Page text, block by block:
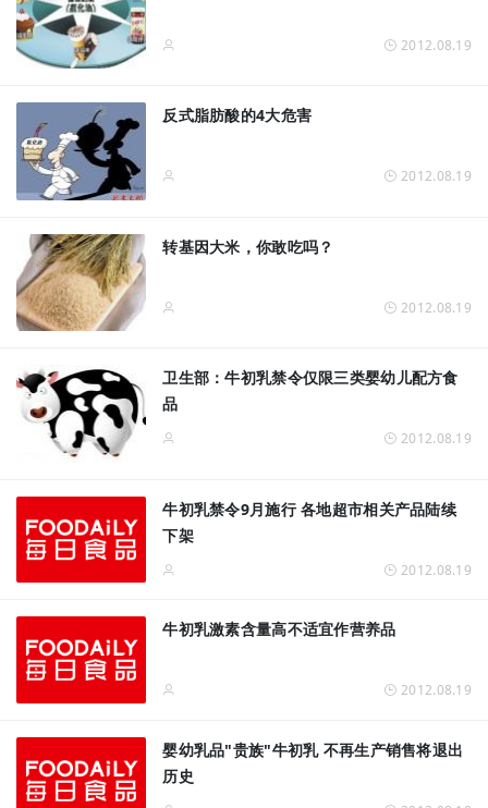
2012.08.19
反式脂肪酸的4大危害
2012.08.19
转基因大米，你敢吃吗？
2012.08.19
卫生部：牛初乳禁令仅限三类婴幼儿配方食
品
2012.08.19
牛初乳禁令9月施行 各地超市相关产品陆续
下架
2012.08.19
牛初乳激素含量高不适宜作营养品
2012.08.19
婴幼乳品"贵族"牛初乳 不再生产销售将退出
历史